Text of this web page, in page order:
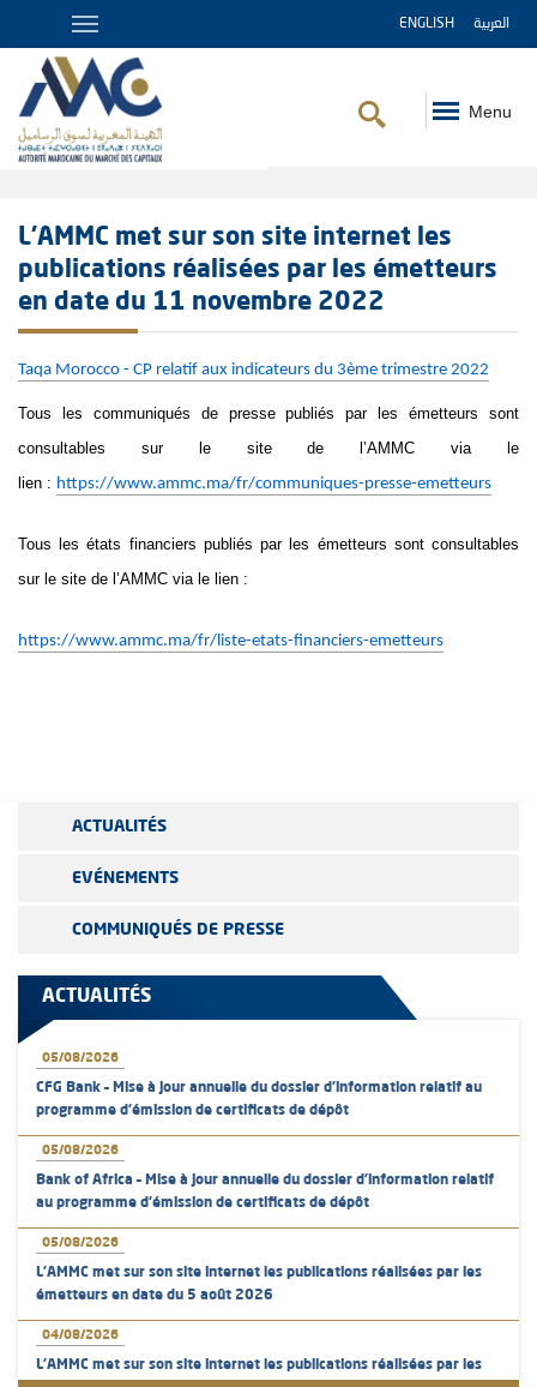
ENGLISH العربية
Menu
L’AMMC met sur son site internet les
publications réalisées par les émetteurs
en date du 11 novembre 2022
Taqa Morocco - CP relatif aux indicateurs du 3ème trimestre 2022
Tous les communiqués de presse publiés par les émetteurs sont
consultables sur le site de l’AMMC via le
lien : https://www.ammc.ma/fr/communiques-presse-emetteurs
Tous les états financiers publiés par les émetteurs sont consultables
sur le site de l’AMMC via le lien :
https://www.ammc.ma/fr/liste-etats-financiers-emetteurs
ACTUALITÉS
EVÉNEMENTS
COMMUNIQUÉS DE PRESSE
ACTUALITÉS
05/08/2026
CFG Bank – Mise à jour annuelle du dossier d’information relatif au
programme d'émission de certificats de dépôt
05/08/2026
Bank of Africa – Mise à jour annuelle du dossier d’information relatif
au programme d'émission de certificats de dépôt
05/08/2026
L’AMMC met sur son site internet les publications réalisées par les
émetteurs en date du 5 août 2026
04/08/2026
L’AMMC met sur son site internet les publications réalisées par les